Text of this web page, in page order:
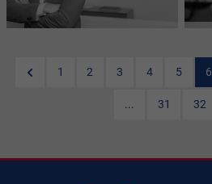
1 2 3 4 5 6
... 31 32